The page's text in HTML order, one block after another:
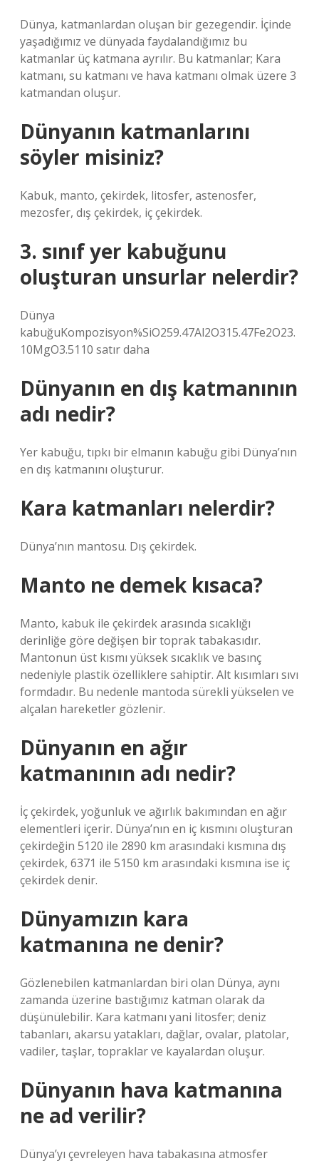
Dünya, katmanlardan oluşan bir gezegendir. İçinde
yaşadığımız ve dünyada faydalandığımız bu
katmanlar üç katmana ayrılır. Bu katmanlar; Kara
katmanı, su katmanı ve hava katmanı olmak üzere 3
katmandan oluşur.
Dünyanın katmanlarını
söyler misiniz?
Kabuk, manto, çekirdek, litosfer, astenosfer,
mezosfer, dış çekirdek, iç çekirdek.
3. sınıf yer kabuğunu
oluşturan unsurlar nelerdir?
Dünya
kabuğuKompozisyon%SiO259.47Al2O315.47Fe2O23.
10MgO3.5110 satır daha
Dünyanın en dış katmanının
adı nedir?
Yer kabuğu, tıpkı bir elmanın kabuğu gibi Dünya’nın
en dış katmanını oluşturur.
Kara katmanları nelerdir?
Dünya’nın mantosu. Dış çekirdek.
Manto ne demek kısaca?
Manto, kabuk ile çekirdek arasında sıcaklığı
derinliğe göre değişen bir toprak tabakasıdır.
Mantonun üst kısmı yüksek sıcaklık ve basınç
nedeniyle plastik özelliklere sahiptir. Alt kısımları sıvı
formdadır. Bu nedenle mantoda sürekli yükselen ve
alçalan hareketler gözlenir.
Dünyanın en ağır
katmanının adı nedir?
İç çekirdek, yoğunluk ve ağırlık bakımından en ağır
elementleri içerir. Dünya’nın en iç kısmını oluşturan
çekirdeğin 5120 ile 2890 km arasındaki kısmına dış
çekirdek, 6371 ile 5150 km arasındaki kısmına ise iç
çekirdek denir.
Dünyamızın kara
katmanına ne denir?
Gözlenebilen katmanlardan biri olan Dünya, aynı
zamanda üzerine bastığımız katman olarak da
düşünülebilir. Kara katmanı yani litosfer; deniz
tabanları, akarsu yatakları, dağlar, ovalar, platolar,
vadiler, taşlar, topraklar ve kayalardan oluşur.
Dünyanın hava katmanına
ne ad verilir?
Dünya’yı çevreleyen hava tabakasına atmosfer